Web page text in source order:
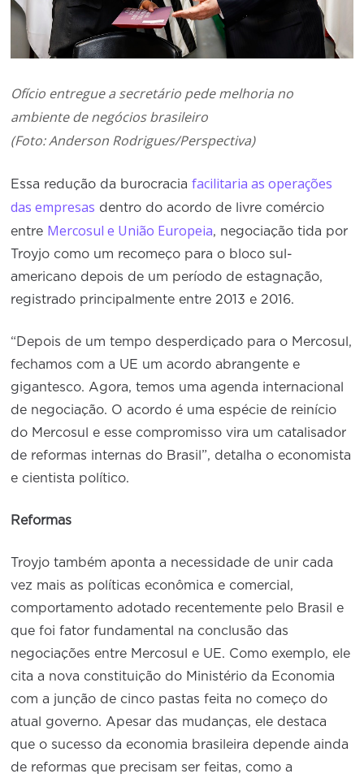
Ofício entregue a secretário pede melhoria no
ambiente de negócios brasileiro
(Foto: Anderson Rodrigues/Perspectiva)
Essa redução da burocraciafacilitaria as operações
das empresas dentro do acordo de livre comércio
entre Mercosul e União Europeia, negociação tida por
Troyjo como um recomeço para o bloco sul-
americano depois de um período de estagnação,
registrado principalmente entre 2013 e 2016.
“Depois de um tempo desperdiçado para o Mercosul,
fechamos com a UE um acordo abrangente e
gigantesco. Agora, temos uma agenda internacional
de negociação. O acordo é uma espécie de reinício
do Mercosul e esse compromisso vira um catalisador
de reformas internas do Brasil”, detalha o economista
e cientista político.
Reformas
Troyjo também aponta a necessidade de unir cada
vez mais as políticas econômica e comercial,
comportamento adotado recentemente pelo Brasil e
que foi fator fundamental na conclusão das
negociações entre Mercosul e UE. Como exemplo, ele
cita a nova constituição do Ministério da Economia
com a junção de cinco pastas feita no começo do
atual governo. Apesar das mudanças, ele destaca
que o sucesso da economia brasileira depende ainda
de reformas que precisam ser feitas, como a